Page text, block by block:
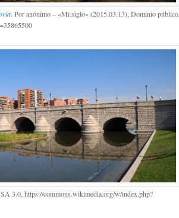
. Por anónimo – «Mi siglo» (2015.03.13), Dominio público,
3.0, https://commons.wikimedia.org/w/index.php?